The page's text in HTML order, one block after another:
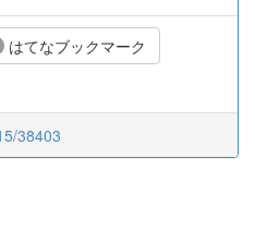
はてなブックマーク
38403